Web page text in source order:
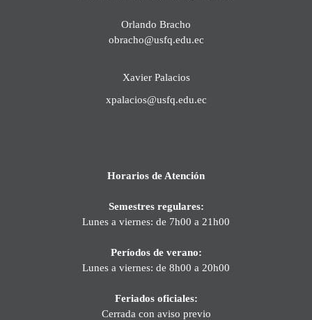
Orlando Bracho
obracho@usfq.edu.ec
Xavier Palacios
xpalacios@usfq.edu.ec
Horarios de Atención
Semestres regulares:
Lunes a viernes: de 7h00 a 21h00
Períodos de verano:
Lunes a viernes: de 8h00 a 20h00
Feriados oficiales:
Cerrada con aviso previo